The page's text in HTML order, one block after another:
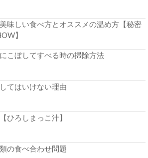
味しい食べ方とオススメの温め方【秘密
】
こぼしてすべる時の掃除方法
てはいけない理由
ひろしまっこ汁】
の食べ合わせ問題